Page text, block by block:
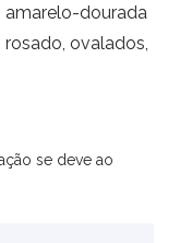
amarelo-dourada
ovalados,
se deve ao